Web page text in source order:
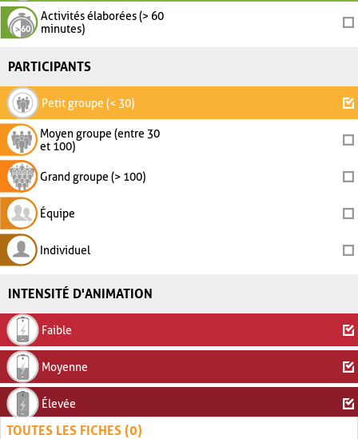
Activités élaborées (> 60
minutes)
PARTICIPANTS
Petit groupe (< 30)
Moyen groupe (entre 30
et 100)
Grand groupe (> 100)
Équipe
Individuel
INTENSITÉ D'ANIMATION
Faible
Moyenne
Élevée
TOUTES LES FICHES (0)